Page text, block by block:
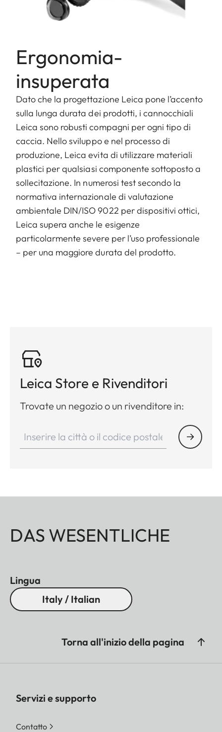
Ergonomia-
insuperata
Dato che la progettazione Leica pone l’accento
sulla lunga durata dei prodotti, i cannocchiali
Leica sono robusti compagni per ogni tipo di
caccia. Nello sviluppo e nel processo di
produzione, Leica evita di utilizzare materiali
plastici per qualsiasi componente sottoposto a
sollecitazione. In numerosi test secondo la
normativa internazionale di valutazione
ambientale DIN/ISO 9022 per dispositivi ottici,
Leica supera anche le esigenze
particolarmente severe per l’uso professionale
– per una maggiore durata del prodotto.
Leica Store e Rivenditori
Trovate un negozio o un rivenditore in:
DAS WESENTLICHE
Lingua
Italy / Italian
Torna all'inizio della pagina
Servizi e supporto
Contatto